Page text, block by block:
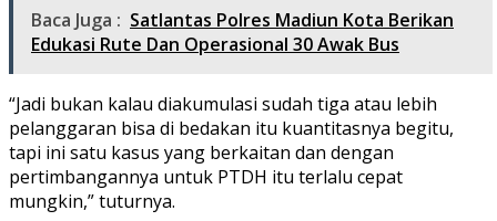
Baca Juga : Satlantas Polres Madiun Kota Berikan
Edukasi Rute Dan Operasional 30 Awak Bus
“Jadi bukan kalau diakumulasi sudah tiga atau lebih
pelanggaran bisa di bedakan itu kuantitasnya begitu,
tapi ini satu kasus yang berkaitan dan dengan
pertimbangannya untuk PTDH itu terlalu cepat
mungkin,” tuturnya.